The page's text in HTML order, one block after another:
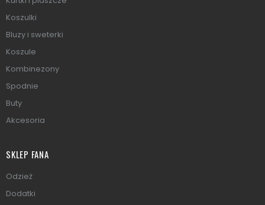
Koszulki
Bluzy i sweterki
Koszule
Kombinezony
Spodnie
Buty
Akcesoria
SKLEP FANA
Odzież
Dodatki